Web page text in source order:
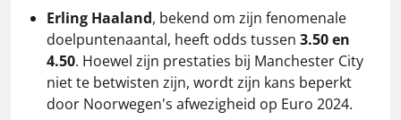
Erling Haaland, bekend om zijn fenomenale
doelpuntenaantal, heeft odds tussen 3.50 en
4.50. Hoewel zijn prestaties bij Manchester City
niet te betwisten zijn, wordt zijn kans beperkt
door Noorwegen's afwezigheid op Euro 2024​.